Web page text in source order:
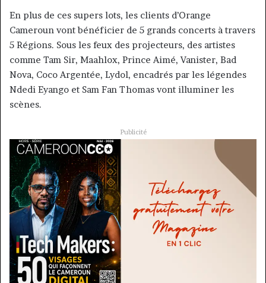
En plus de ces supers lots, les clients d’Orange
Cameroun vont bénéficier de 5 grands concerts à travers
5 Régions. Sous les feux des projecteurs, des artistes
comme Tam Sir, Maahlox, Prince Aimé, Vanister, Bad
Nova, Coco Argentée, Lydol, encadrés par les légendes
Ndedi Eyango et Sam Fan Thomas vont illuminer les
scènes.
Publicité